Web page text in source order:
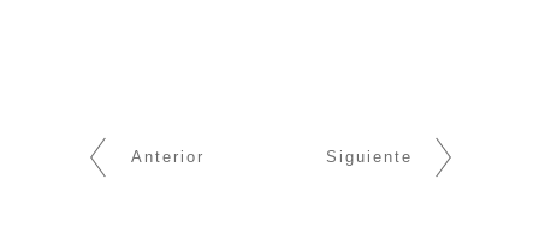
Anterior Siguiente